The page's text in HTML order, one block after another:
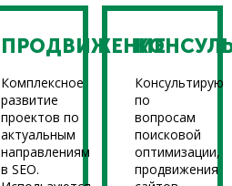
ПРОДВИЖЕНИЕ
Комплексное
развитие
проектов по
актуальным
направлениям
в SEO.
Консультирую
по
вопросам
поисковой
оптимизации,
продвижения